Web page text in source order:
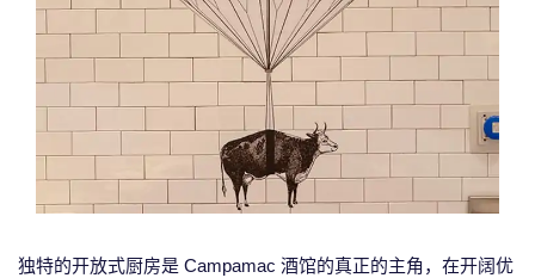
独特的开放式厨房是 Campamac 酒馆的真正的主角，在开阔优